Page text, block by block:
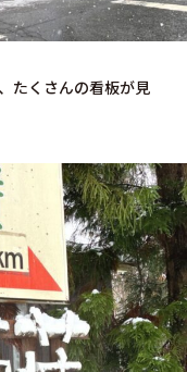
たくさんの看板が見